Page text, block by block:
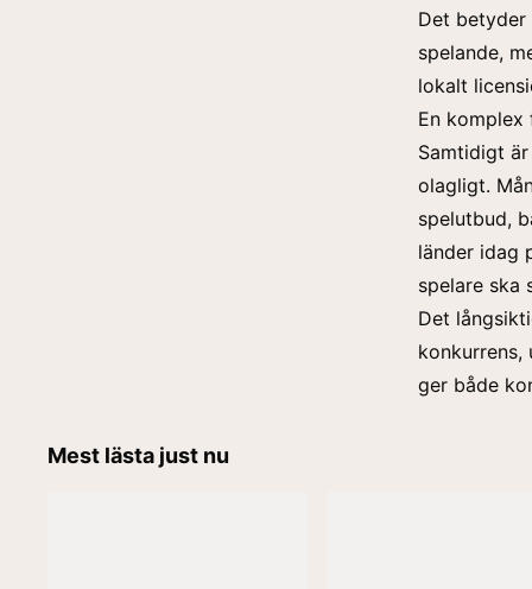
Det
spelande,
lokalt
En komplex
Samtidigt
olagligt.
spelutbud,
länder idag
spelare ska
Det
konkurrens,
ger både
Mest lästa just nu